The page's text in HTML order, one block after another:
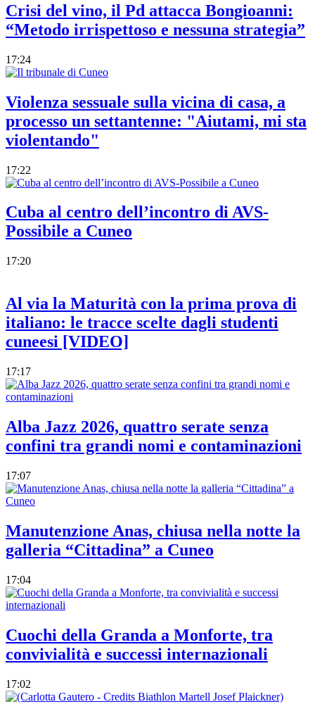
Crisi del vino, il Pd attacca Bongioanni:
“Metodo irrispettoso e nessuna strategia”
17:24
Violenza sessuale sulla vicina di casa, a
processo un settantenne: "Aiutami, mi sta
violentando"
17:22
Cuba al centro dell’incontro di AVS-
Possibile a Cuneo
17:20
Al via la Maturità con la prima prova di
italiano: le tracce scelte dagli studenti
cuneesi [VIDEO]
17:17
Alba Jazz 2026, quattro serate senza
confini tra grandi nomi e contaminazioni
17:07
Manutenzione Anas, chiusa nella notte la
galleria “Cittadina” a Cuneo
17:04
Cuochi della Granda a Monforte, tra
convivialità e successi internazionali
17:02